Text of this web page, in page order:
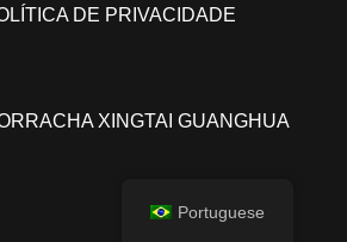
DE PRIVACIDADE
XINGTAI GUANGHUA
Portuguese